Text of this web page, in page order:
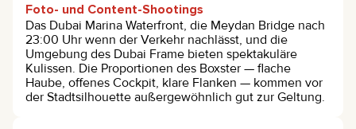
Foto- und Content-Shootings
Das Dubai Marina Waterfront, die Meydan Bridge nach
23:00 Uhr wenn der Verkehr nachlässt, und die
Umgebung des Dubai Frame bieten spektakuläre
Kulissen. Die Proportionen des Boxster — flache
Haube, offenes Cockpit, klare Flanken — kommen vor
der Stadtsilhouette außergewöhnlich gut zur Geltung.